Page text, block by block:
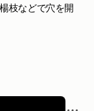
枝などで穴を開